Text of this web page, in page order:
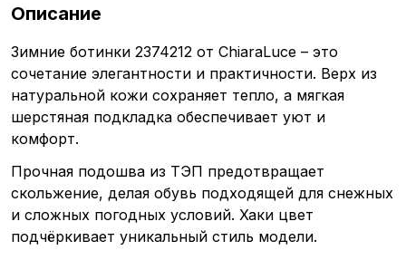
Описание
Зимние ботинки 2374212 от ChiaraLuce – это
сочетание элегантности и практичности. Верх из
натуральной кожи сохраняет тепло, а мягкая
шерстяная подкладка обеспечивает уют и
комфорт.
Прочная подошва из ТЭП предотвращает
скольжение, делая обувь подходящей для снежных
и сложных погодных условий. Хаки цвет
подчёркивает уникальный стиль модели.